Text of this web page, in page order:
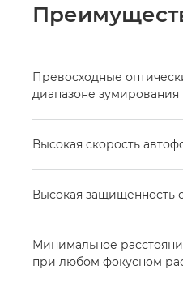
Превосходные
диапазоне зумирования
Высокая скорость
Высокая защищенность
Минимальное
при любом фокусном